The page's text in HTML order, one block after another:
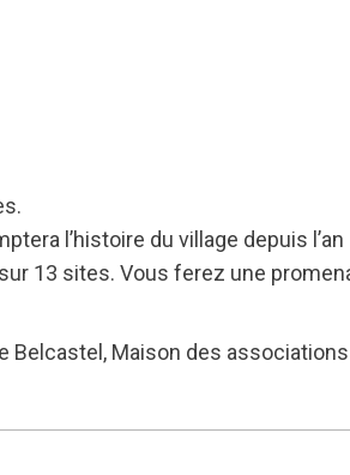
l’histoire du village depuis
13 sites. Vous ferez une
Belcastel, Maison des